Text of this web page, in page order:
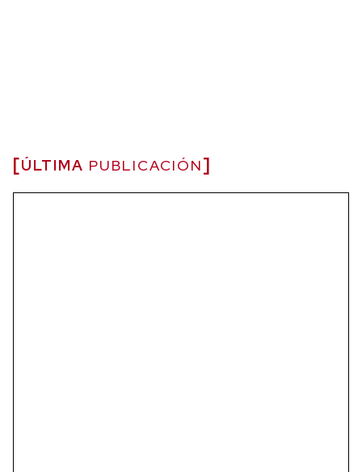
ÚLTIMA PUBLICACIÓN